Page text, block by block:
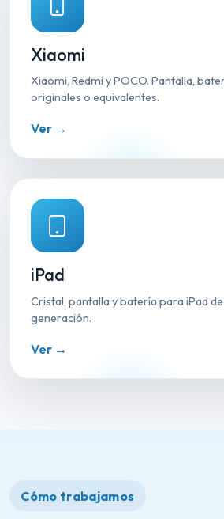
Xiaomi
Xiaomi, Redmi y POCO. Pantalla,
originales o equivalentes.
Ver →
iPad
Cristal, pantalla y batería para iPad
generación.
Ver →
Cómo trabajamos